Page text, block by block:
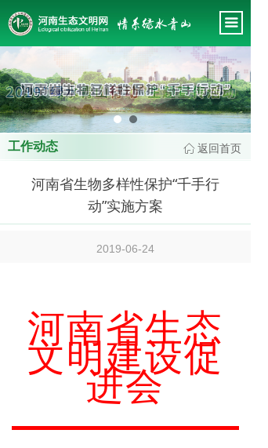
끀
首页
关于我们
会务管理
专题工作
政策法规
会员风采
专家智库
这里有最新的公司动态，这里有最新的网站设计、移
动端设计、网页相关内容与你分享
河南省生物多样性保护“千手行
动”实施方案
河南省生态
文明建设促
进会
工作动态 ꀇ 返回首页
2019-06-24